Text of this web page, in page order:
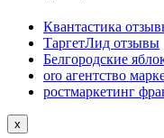
Квантастика
ТаргетЛид отзывы
Белгородские
oro агентство
ростмаркетинг
x